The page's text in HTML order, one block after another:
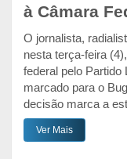
à Câmara
O jornalista,
nesta terça-feira
federal pelo Partido
marcado para o
decisão marca a
Ver Mais